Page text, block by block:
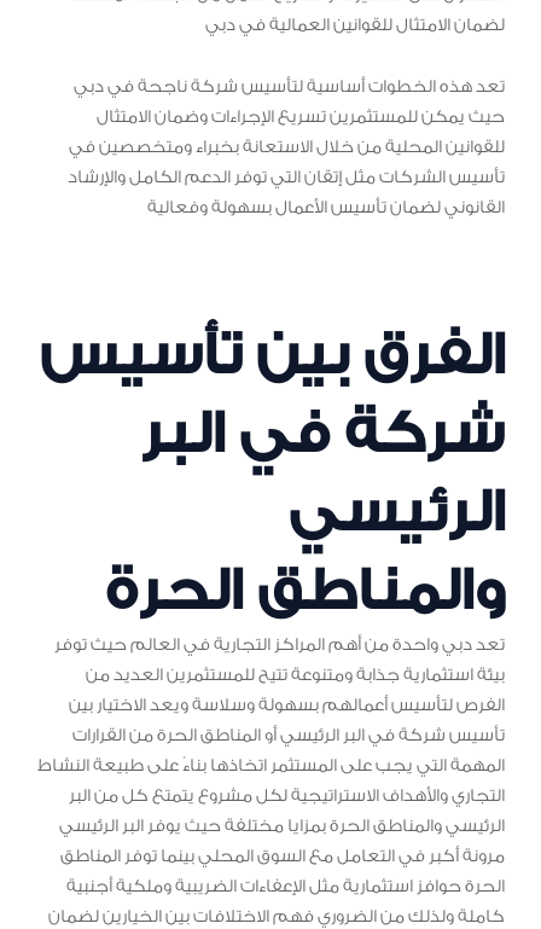
لضمان الامتثال للقوانين العمالية في دبي
تعد هذه الخطوات أساسية لتأسيس شركة ناجحة في دبي
حيث يمكن للمستثمرين تسريع الإجراءات وضمان الامتثال
للقوانين المحلية من خلال الاستعانة بخبراء ومتخصصين في
تأسيس الشركات مثل إتقان التي توفر الدعم الكامل والإرشاد
القانوني لضمان تأسيس الأعمال بسهولة وفعالية
الفرق بين تأسيس
شركة في البر
الرئيسي
والمناطق الحرة
تعد دبي واحدة من أهم المراكز التجارية في العالم حيث توفر
بيئة استثمارية جذابة ومتنوعة تتيح للمستثمرين العديد من
الفرص لتأسيس أعمالهم بسهولة وسلاسة ويعد الاختيار بين
تأسيس شركة في البر الرئيسي أو المناطق الحرة من القرارات
المهمة التي يجب على المستثمر اتخاذها بناءً على طبيعة النشاط
التجاري والأهداف الاستراتيجية لكل مشروع يتمتع كل من البر
الرئيسي والمناطق الحرة بمزايا مختلفة حيث يوفر البر الرئيسي
مرونة أكبر في التعامل مع السوق المحلي بينما توفر المناطق
الحرة حوافز استثمارية مثل الإعفاءات الضريبية وملكية أجنبية
كاملة ولذلك من الضروري فهم الاختلافات بين الخيارين لضمان